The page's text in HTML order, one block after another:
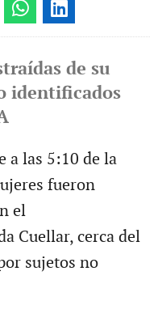
de su
identificados
a las 5:10 de la
fueron
el
Cuellar, cerca del
sujetos no